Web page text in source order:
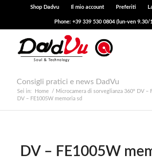
Shop Dadvu Il mio account Preferiti
Phone: +39 339 530 0804 (lun-ven 9.30/
Consigli pratici e news DadVu
Sei in: Home / Microcamera di sorveglianza 360° DV –
DV – FE1005W memoria sd
DV – FE1005W